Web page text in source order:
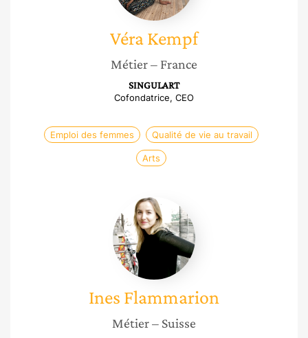
VéraKempf
Métier– France
SINGULART
Cofondatrice, CEO
Emploi des femmes Qualité de vie au travail
Arts
Ines
Flammarion
Ines Flammarion
Métier– Suisse